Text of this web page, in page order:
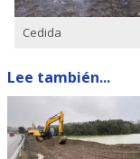
Cedida
Lee también...